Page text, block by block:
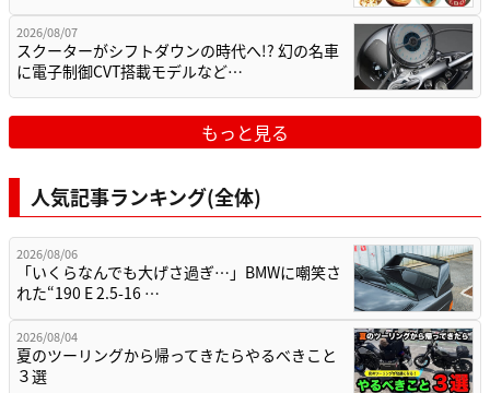
2026/08/07
スクーターがシフトダウンの時代へ!? 幻の名車
に電子制御CVT搭載モデルなど…
もっと見る
人気記事ランキング(全体)
2026/08/06
「いくらなんでも大げさ過ぎ…」BMWに嘲笑さ
れた“190 E 2.5-16 …
2026/08/04
夏のツーリングから帰ってきたらやるべきこと
３選